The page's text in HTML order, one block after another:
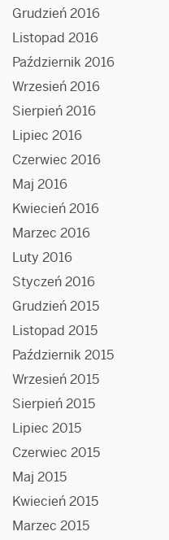
Grudzień 2016
Listopad 2016
Październik 2016
Wrzesień 2016
Sierpień 2016
Lipiec 2016
Czerwiec 2016
Maj 2016
Kwiecień 2016
Marzec 2016
Luty 2016
Styczeń 2016
Grudzień 2015
Listopad 2015
Październik 2015
Wrzesień 2015
Sierpień 2015
Lipiec 2015
Czerwiec 2015
Maj 2015
Kwiecień 2015
Marzec 2015